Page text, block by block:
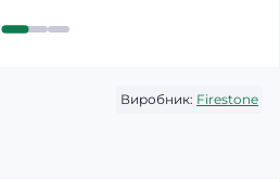
Виробник: Firestone